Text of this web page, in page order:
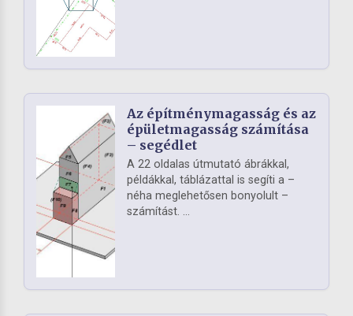
Az építménymagasság és az
épületmagasság számítása
– segédlet
A 22 oldalas útmutató ábrákkal,
példákkal, táblázattal is segíti a –
néha meglehetősen bonyolult –
számítást. ...